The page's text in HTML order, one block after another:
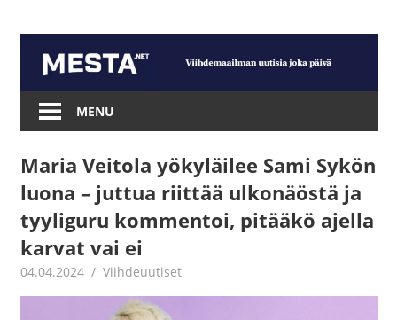
content
Mesta.net
MENU
Maria Veitola yökyläilee Sami Sykön
luona – juttua riittää ulkonäöstä ja
tyyliguru kommentoi, pitääkö ajella
karvat vai ei
04.04.2024 Juha Kaunisto
Viihdeuutiset